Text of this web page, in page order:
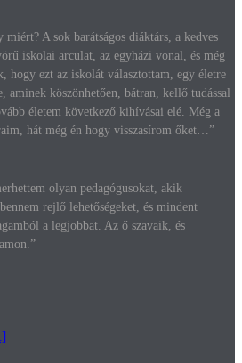
A sok barátságos diáktárs, a kedves
iskolai arculat, az egyházi vonal, és még
hogy ezt az iskolát választottam, egy életre
aminek köszönhetően, bátran, kellő tudással
életem következő kihívásai elé. Még a
hát még én hogy visszasírom őket…”
olyan pedagógusokat, akik
rejlő lehetőségeket, és mindent
a legjobbat. Az ő szavaik, és